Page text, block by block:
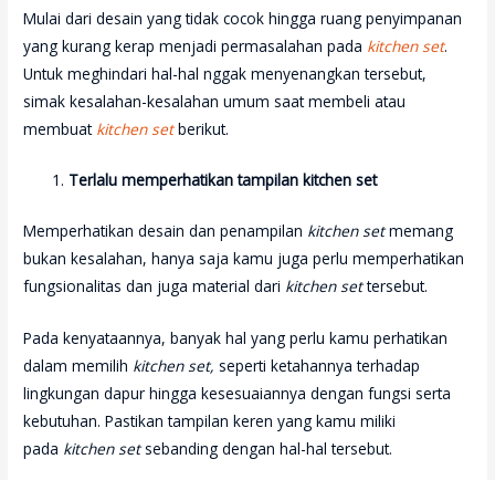
Mulai dari desain yang tidak cocok hingga ruang penyimpanan
yang kurang kerap menjadi permasalahan pada kitchen set.
Untuk meghindari hal-hal nggak menyenangkan tersebut,
simak kesalahan-kesalahan umum saat membeli atau
membuat kitchen setberikut.
Terlalu memperhatikan tampilan kitchen set
Memperhatikan desain dan penampilan kitchen setmemang
bukan kesalahan, hanya saja kamu juga perlu memperhatikan
fungsionalitas dan juga material dari kitchen settersebut.
Pada kenyataannya, banyak hal yang perlu kamu perhatikan
dalam memilih kitchen set, seperti ketahannya terhadap
lingkungan dapur hingga kesesuaiannya dengan fungsi serta
kebutuhan. Pastikan tampilan keren yang kamu miliki
pada kitchen setsebanding dengan hal-hal tersebut.